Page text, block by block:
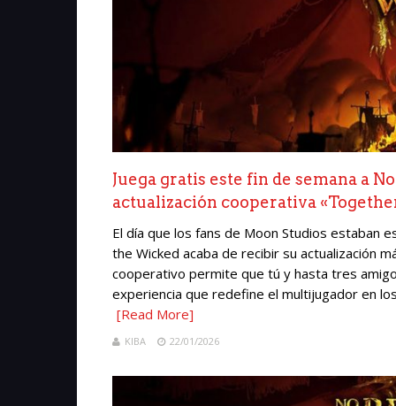
Juega gratis este fin de semana a
actualización cooperativa
El día que los fans de Moon Studios estaban
the Wicked acaba de recibir su actualización
cooperativo permite que tú y hasta tres
experiencia que redefine el multijugador en
[Read More]
KIBA 22/01/2026